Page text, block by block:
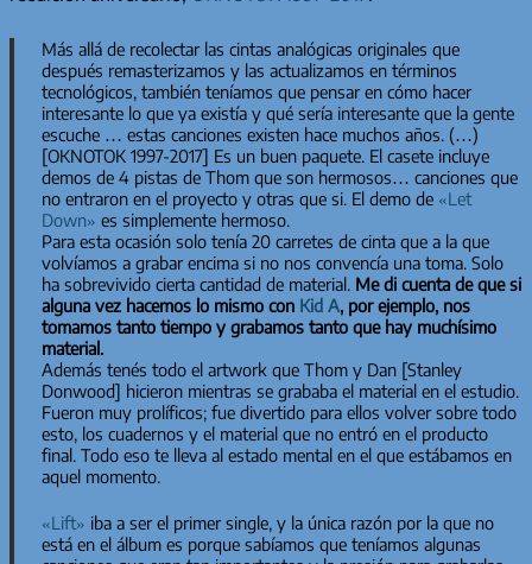
Más allá de recolectar las cintas analógicas originales que
después remasterizamos y las actualizamos en términos
tecnológicos, también teníamos que pensar en cómo hacer
interesante lo que ya existía y qué sería interesante que la gente
escuche … estas canciones existen hace muchos años. (…)
[OKNOTOK 1997-2017] Es un buen paquete. El casete incluye
demos de 4 pistas de Thom que son hermosos… canciones que
no entraron en el proyecto y otras que si. El demo de «Let
Down» es simplemente hermoso.
Para esta ocasión solo tenía 20 carretes de cinta que a la que
volvíamos a grabar encima si no nos convencía una toma. Solo
ha sobrevivido cierta cantidad de material. Me di cuenta de que si
alguna vez hacemos lo mismo con Kid A, por ejemplo, nos
tomamos tanto tiempo y grabamos tanto que hay muchísimo
material.
Además tenés todo el artwork que Thom y Dan [Stanley
Donwood] hicieron mientras se grababa el material en el estudio.
Fueron muy prolíficos; fue divertido para ellos volver sobre todo
esto, los cuadernos y el material que no entró en el producto
final. Todo eso te lleva al estado mental en el que estábamos en
aquel momento.
«Lift» iba a ser el primer single, y la única razón por la que no
está en el álbum es porque sabíamos que teníamos algunas